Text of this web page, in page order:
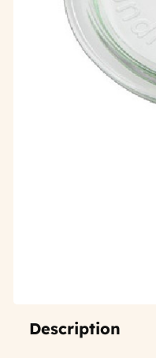
Description